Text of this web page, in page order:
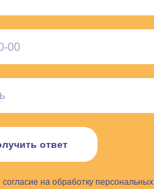
на обработку персональных
ответ